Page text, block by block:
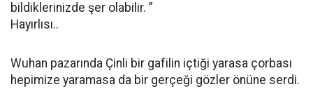
bildiklerinizde şer olabilir. ”
Hayırlısı..
Wuhan pazarında Çinli bir gafilin içtiği yarasa çorbası
hepimize yaramasa da bir gerçeği gözler önüne serdi.